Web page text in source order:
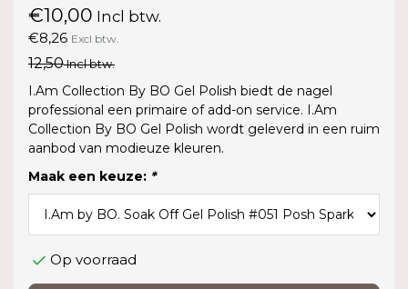
€10,00 Incl btw.
€8,26 Excl btw.
12,50Incl btw.
I.Am Collection By BO Gel Polish biedt de nagel
professional een primaire of add-on service. I.Am
Collection By BO Gel Polish wordt geleverd in een ruim
aanbod van modieuze kleuren.
Maak een keuze: *
Op voorraad